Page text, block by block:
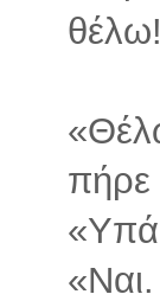
θέλω!